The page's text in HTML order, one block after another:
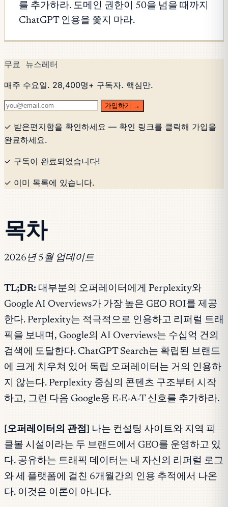
를 추가하라. 도메인 권한이 50을 넘을 때까지
ChatGPT 인용을 쫓지 마라.
무료 뉴스레터
매주 수요일. 28,400명+ 구독자. 핵심만.
가입하기 →
✓ 받은편지함을 확인하세요 — 확인 링크를 클릭해 가입을
완료하세요.
✓ 구독이 완료되었습니다!
✓ 이미 목록에 있습니다.
목차
2026년 5월 업데이트
TL;DR: 대부분의 오퍼레이터에게 Perplexity와
Google AI Overviews가 가장 높은 GEO ROI를 제공
한다. Perplexity는 적극적으로 인용하고 리퍼럴 트래
픽을 보내며, Google의 AI Overviews는 수십억 건의
검색에 도달한다. ChatGPT Search는 확립된 브랜드
에 크게 치우쳐 있어 독립 오퍼레이터는 거의 인용하
지 않는다. Perplexity 중심의 콘텐츠 구조부터 시작
하고, 그런 다음 Google용 E-E-A-T 신호를 추가하라.
[오퍼레이터의 관점]
나는 컨설팅 사이트와 지역 피
클볼 시설이라는 두 브랜드에서 GEO를 운영하고 있
다. 공유하는 트래픽 데이터는 내 자신의 리퍼럴 로그
와 세 플랫폼에 걸친 6개월간의 인용 추적에서 나온
다. 이것은 이론이 아니다.